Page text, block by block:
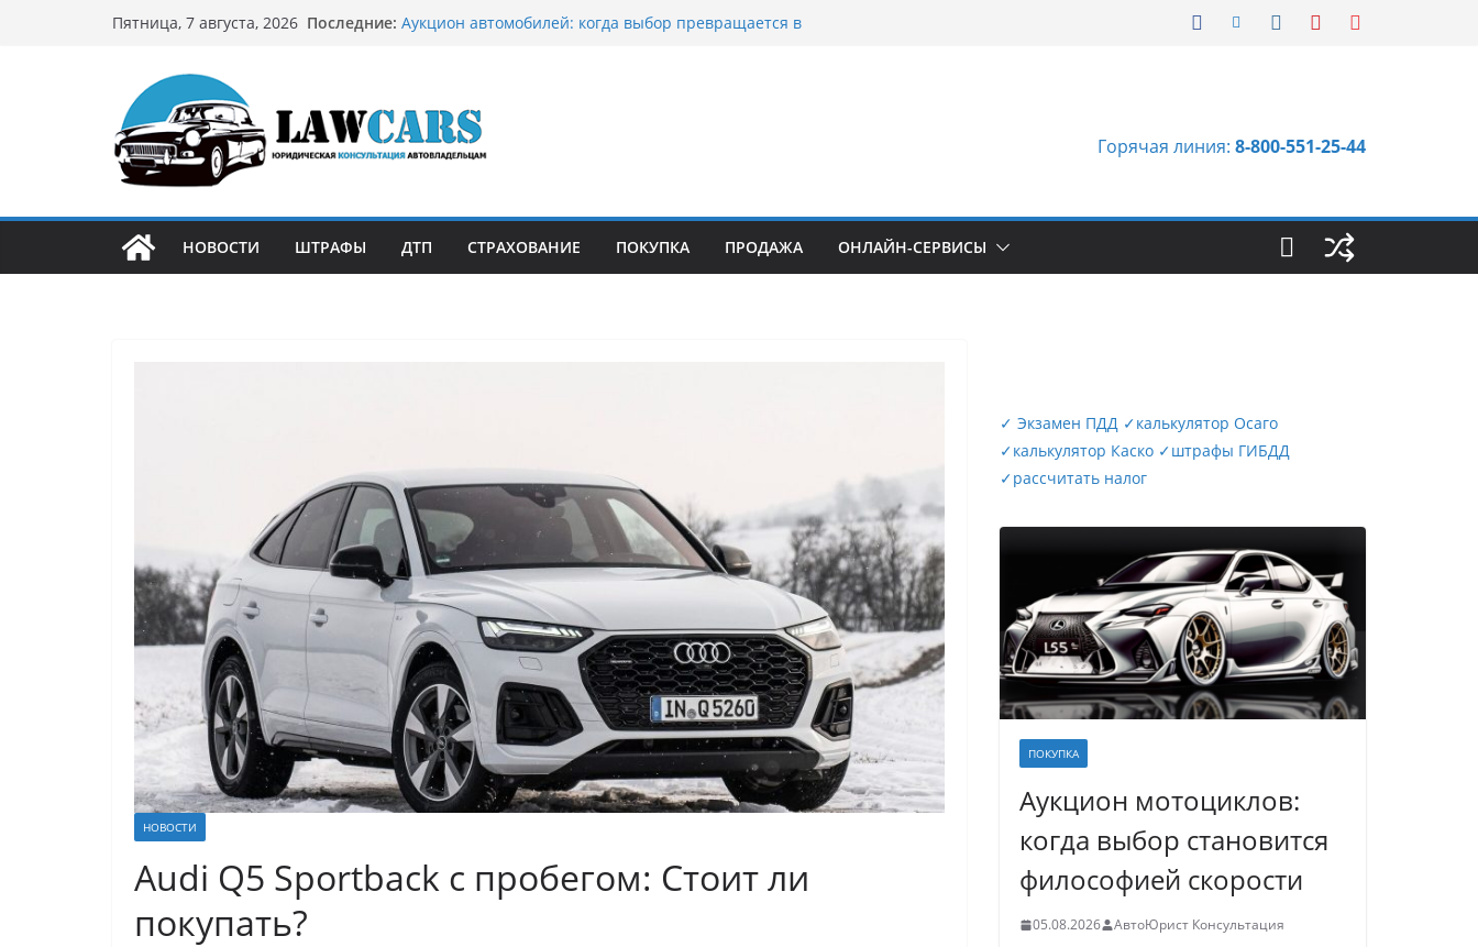
Пятница, 7 августа, 2026 Последние: Аукцион автомобилей: когда выбор превращается в
Срочный выкуп битых авто в Москве: почему
автовладельцы выбирают mos-auto
Бриллиантовые серьги: вечная классика или
может подойти
Горячая линия: 8-800-551-25-44
НОВОСТИ ШТРАФЫ ДТП СТРАХОВАНИЕ ПОКУПКА ПРОДАЖА ОНЛАЙН-СЕРВИСЫ
НОВОСТИ
Audi Q5 Sportback с пробегом: Стоит ли
покупать?
✓ Экзамен ПДД ✓калькулятор Осаго
✓калькулятор Каско ✓штрафы ГИБДД
✓рассчитать налог
ПОКУПКА
Аукцион мотоциклов:
когда выбор становится
философией скорости
05.08.2026 АвтоЮрист Консультация